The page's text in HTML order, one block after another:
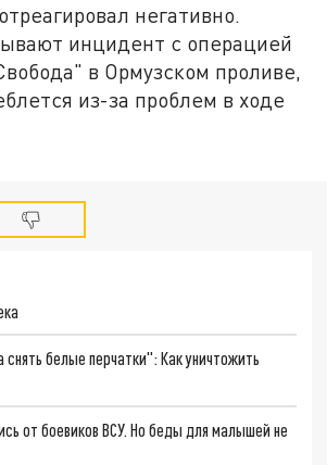
негативно.
инцидент с операцией
в Ормузском проливе,
из-за проблем в ходе
снять белые перчатки": Как уничтожить
от боевиков ВСУ. Но беды для малышей не